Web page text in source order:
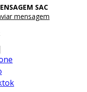
SAC
mensagem